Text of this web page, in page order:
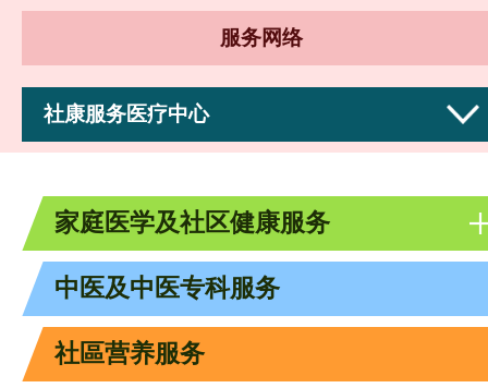
服务网络
社康服务医疗中心
家庭医学及社区健康服务
中医及中医专科服务
社區营养服务